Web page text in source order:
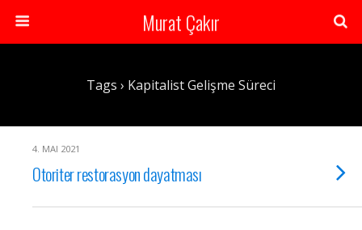
Murat Çakır
Tags › Kapitalist Gelişme Süreci
4. MAI 2021
Otoriter restorasyon dayatması